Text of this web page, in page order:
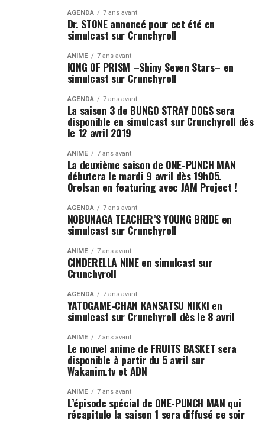
AGENDA 7 ans avant
Dr. STONE annoncé pour cet été en
simulcast sur Crunchyroll
ANIME 7 ans avant
KING OF PRISM –Shiny Seven Stars– en
simulcast sur Crunchyroll
AGENDA 7 ans avant
La saison 3 de BUNGO STRAY DOGS sera
disponible en simulcast sur Crunchyroll dès
le 12 avril 2019
ANIME 7 ans avant
La deuxième saison de ONE-PUNCH MAN
débutera le mardi 9 avril dès 19h05.
Orelsan en featuring avec JAM Project !
AGENDA 7 ans avant
NOBUNAGA TEACHER’S YOUNG BRIDE en
simulcast sur Crunchyroll
ANIME 7 ans avant
CINDERELLA NINE en simulcast sur
Crunchyroll
AGENDA 7 ans avant
YATOGAME-CHAN KANSATSU NIKKI en
simulcast sur Crunchyroll dès le 8 avril
ANIME 7 ans avant
Le nouvel anime de FRUITS BASKET sera
disponible à partir du 5 avril sur
Wakanim.tv et ADN
ANIME 7 ans avant
L’épisode spécial de ONE-PUNCH MAN qui
récapitule la saison 1 sera diffusé ce soir